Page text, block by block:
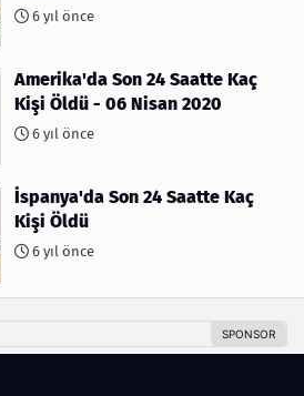
6 yıl önce
Amerika'da Son 24 Saatte Kaç
Kişi Öldü - 06 Nisan 2020
6 yıl önce
İspanya'da Son 24 Saatte Kaç
Kişi Öldü
6 yıl önce